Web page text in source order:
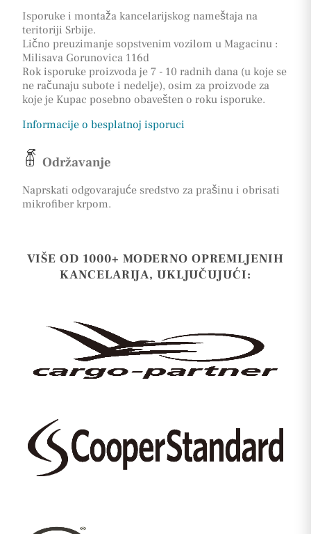
Isporuke i montaža kancelarijskog nameštaja na
teritoriji Srbije.
Lično preuzimanje sopstvenim vozilom u Magacinu :
Milisava Gorunovica 116d
Rok isporuke proizvoda je 7 - 10 radnih dana (u koje se
ne računaju subote i nedelje), osim za proizvode za
koje je Kupac posebno obavešten o roku isporuke.
Informacije o besplatnoj isporuci
Održavanje
Naprskati odgovarajuće sredstvo za prašinu i obrisati
mikrofiber krpom.
VIŠE OD 1000+ MODERNO OPREMLJENIH
KANCELARIJA, UKLJUČUJUĆI: